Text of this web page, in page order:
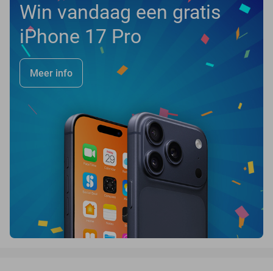
Win vandaag een gratis
iPhone 17 Pro
Meer info